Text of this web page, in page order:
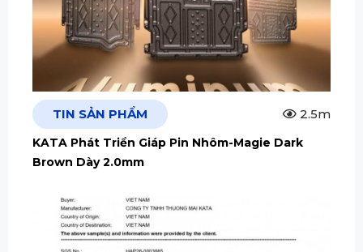
TIN SẢN PHẨM 2.5m
KATA Phát Triển Giáp Pin Nhôm-Magie Dark
Brown Dày 2.0mm